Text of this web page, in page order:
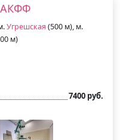
Угрешская (500 м), м.
м)
7400 руб.